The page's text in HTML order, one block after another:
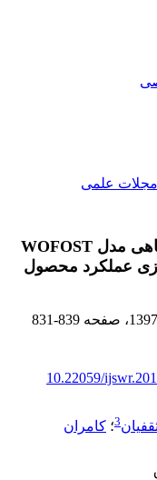
مجلات علمی
تحلیل حساسیت جامع پارامترهای گیاهی مدل WOFOST
عملکرد محصول
، صفحه 831-839
10.22059/
3؛ کامران